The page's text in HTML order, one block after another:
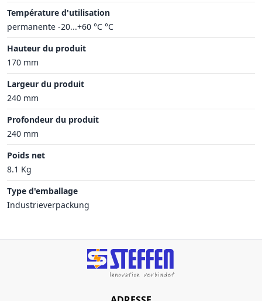
Température d'utilisation
permanente -20...+60 °C °C
Hauteur du produit
170 mm
Largeur du produit
240 mm
Profondeur du produit
240 mm
Poids net
8.1 Kg
Type d'emballage
Industrieverpackung